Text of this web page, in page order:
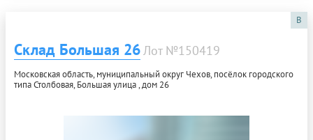
B
Склад Большая 26Лот №150419
Московская область, муниципальный округ Чехов, посёлок городского
типа Столбовая, Большая улица , дом 26